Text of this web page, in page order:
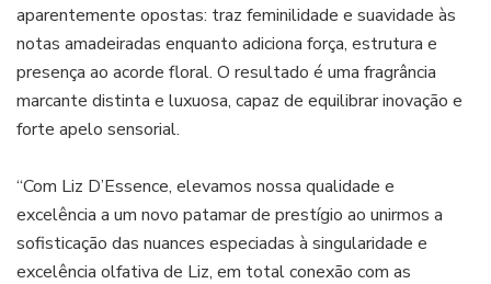
aparentemente opostas: traz feminilidade e suavidade às
notas amadeiradas enquanto adiciona força, estrutura e
presença ao acorde floral. O resultado é uma fragrância
marcante distinta e luxuosa, capaz de equilibrar inovação e
forte apelo sensorial.
“Com Liz D’Essence, elevamos nossa qualidade e
excelência a um novo patamar de prestígio ao unirmos a
sofisticação das nuances especiadas à singularidade e
excelência olfativa de Liz, em total conexão com as